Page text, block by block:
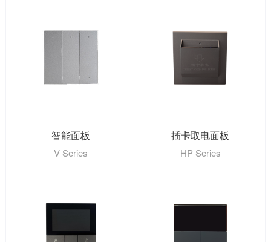
智能面板
V Series
插卡取电面板
HP Series